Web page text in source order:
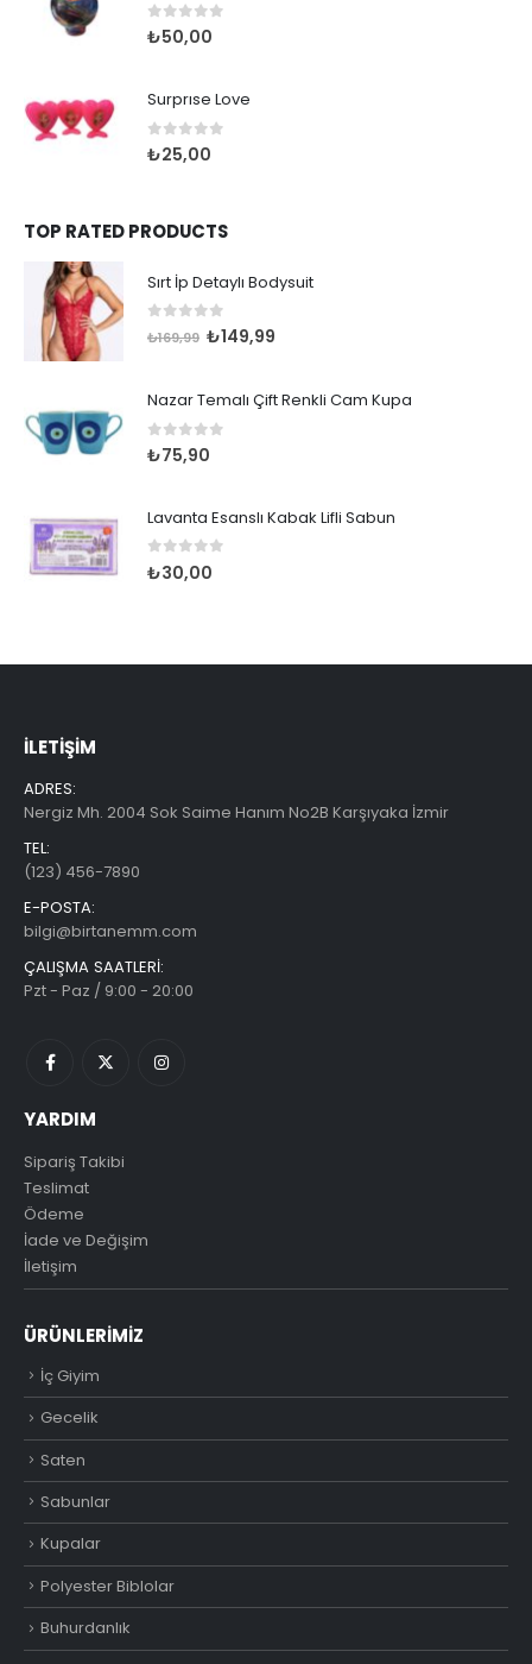
0 out of 5
₺50,00
Surprıse Love
0 out of 5
₺25,00
TOP RATED PRODUCTS
Sırt İp Detaylı Bodysuit
out of 5
₺169,99 Orijinal
₺149,99
Nazar Temalı Çift Renkli Cam Kupa
0 out of 5
₺75,90
Lavanta Esanslı Kabak Lifli Sabun
0 out of 5
₺30,00
İLETIŞIM
ADRES:
Nergiz Mh. 2004 Sok Saime Hanım No2B Karşıyaka İzmir
TEL:
(123) 456-7890
E-POSTA:
bilgi@birtanemm.com
ÇALIŞMA SAATLERI:
Pzt - Paz / 9:00 - 20:00
YARDIM
Sipariş Takibi
Teslimat
Ödeme
İade ve Değişim
İletişim
ÜRÜNLERIMIZ
İç Giyim
Gecelik
Saten
Sabunlar
Kupalar
Polyester Biblolar
Buhurdanlık